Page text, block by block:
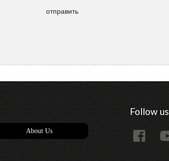
отправить
About Us
Follow us